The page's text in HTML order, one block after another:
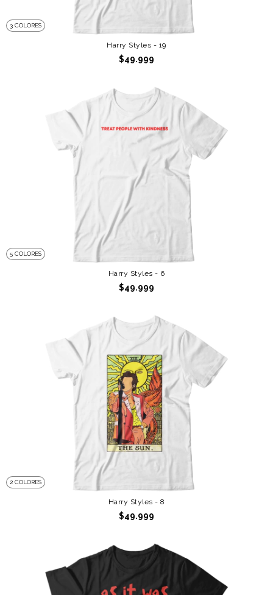
3 COLORES
Harry Styles - 19
$49.999
5 COLORES
Harry Styles - 6
$49.999
2 COLORES
Harry Styles - 8
$49.999